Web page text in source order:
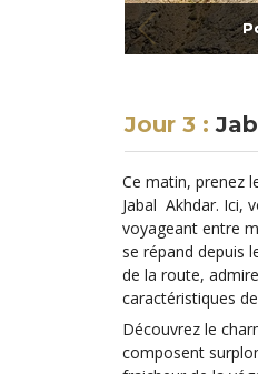
Jour 3 :
Ce matin, prenez
Jabal Akhdar. Ici,
voyageant entre
se répand depuis
de la route,
caractéristiques
Découvrez le
composent